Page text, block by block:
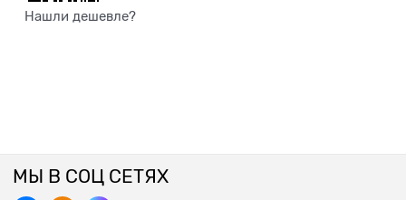
Нашли дешевле?
МЫ В СОЦ СЕТЯХ